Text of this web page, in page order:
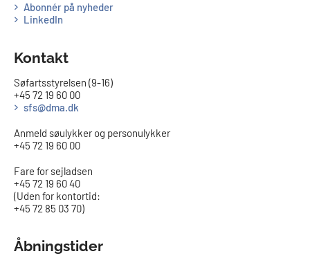
Abonnér på nyheder
LinkedIn
Kontakt
Søfartsstyrelsen (9-16)
+45 72 19 60 00
sfs@dma.dk
Anmeld søulykker og personulykker
+45 72 19 60 00
Fare for sejladsen
+45 72 19 60 40
(Uden for kontortid:
+45 72 85 03 70)
Åbningstider